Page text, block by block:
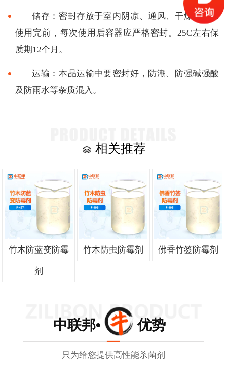
储存：密封存放于室内阴凉、通风、干燥处。未
使用完前，每次使用后容器应严格密封。25C左右保
质期12个月。
运输：本品运输中要密封好，防潮、防强碱强酸
及防雨水等杂质混入。
相关推荐
竹木防蓝变防霉
剂
竹木防虫防霉剂 佛香竹签防霉剂
中联邦• 优势
只为给您提供高性能杀菌剂